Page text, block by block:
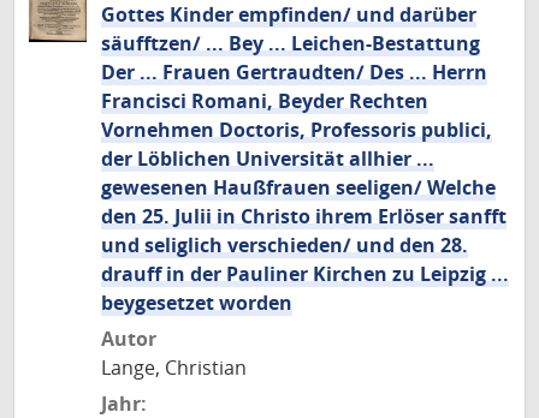
Gottes Kinder empfinden/ und darüber
säufftzen/ ... Bey ... Leichen-Bestattung
Der ... Frauen Gertraudten/ Des ... Herrn
Francisci Romani, Beyder Rechten
Vornehmen Doctoris, Professoris publici,
der Löblichen Universität allhier ...
gewesenen Haußfrauen seeligen/ Welche
den 25. Julii in Christo ihrem Erlöser sanfft
und seliglich verschieden/ und den 28.
drauff in der Pauliner Kirchen zu Leipzig ...
beygesetzet worden
Autor
Lange, Christian
Jahr: